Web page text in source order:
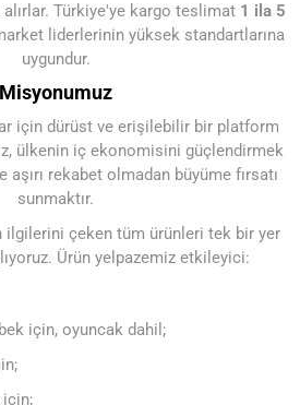
alırlar. Türkiye'ye kargo teslimat 1 ila 5
liderlerinin yüksek standartlarına
uygundur.
Misyonumuz
için dürüst ve erişilebilir bir platform
ülkenin iç ekonomisini güçlendirmek
aşırı rekabet olmadan büyüme fırsatı
sunmaktır.
ilgilerini çeken tüm ürünleri tek bir yer
Ürün yelpazemiz etkileyici:
için, oyuncak dahil;
için;